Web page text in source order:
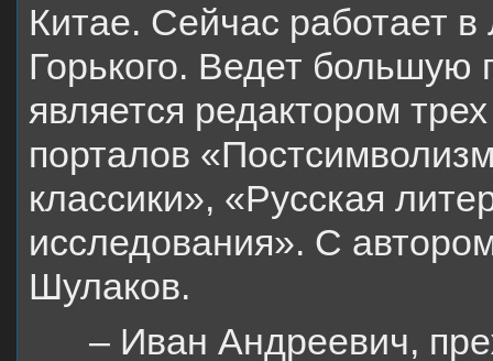
Китае. Сейчас работает
Горького. Ведет большую
является редактором
порталов
классики», «Русская
исследования». С
Шулаков.
– Иван Андреевич,